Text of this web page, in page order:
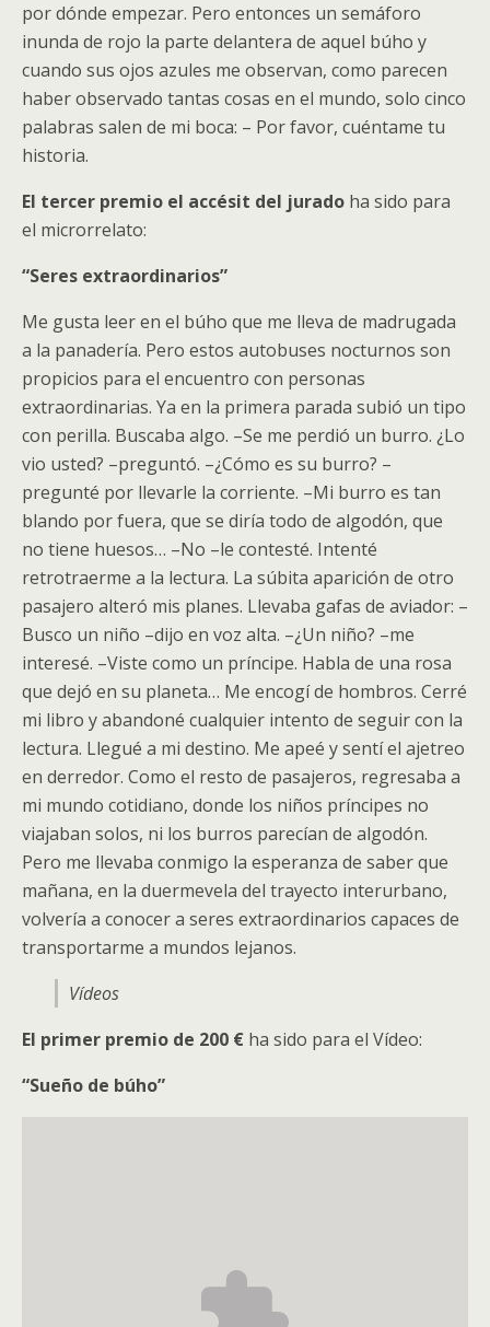
por dónde empezar. Pero entonces un semáforo
inunda de rojo la parte delantera de aquel búho y
cuando sus ojos azules me observan, como parecen
haber observado tantas cosas en el mundo, solo cinco
palabras salen de mi boca: – Por favor, cuéntame tu
historia.
El tercer premio el accésit del jurado ha sido para
el microrrelato:
“Seres extraordinarios”
Me gusta leer en el búho que me lleva de madrugada
a la panadería. Pero estos autobuses nocturnos son
propicios para el encuentro con personas
extraordinarias. Ya en la primera parada subió un tipo
con perilla. Buscaba algo. –Se me perdió un burro. ¿Lo
vio usted? –preguntó. –¿Cómo es su burro? –
pregunté por llevarle la corriente. –Mi burro es tan
blando por fuera, que se diría todo de algodón, que
no tiene huesos… –No –le contesté. Intenté
retrotraerme a la lectura. La súbita aparición de otro
pasajero alteró mis planes. Llevaba gafas de aviador: –
Busco un niño –dijo en voz alta. –¿Un niño? –me
interesé. –Viste como un príncipe. Habla de una rosa
que dejó en su planeta… Me encogí de hombros. Cerré
mi libro y abandoné cualquier intento de seguir con la
lectura. Llegué a mi destino. Me apeé y sentí el ajetreo
en derredor. Como el resto de pasajeros, regresaba a
mi mundo cotidiano, donde los niños príncipes no
viajaban solos, ni los burros parecían de algodón.
Pero me llevaba conmigo la esperanza de saber que
mañana, en la duermevela del trayecto interurbano,
volvería a conocer a seres extraordinarios capaces de
transportarme a mundos lejanos.
Vídeos
El primer premio de 200 € ha sido para el Vídeo:
“Sueño de búho”